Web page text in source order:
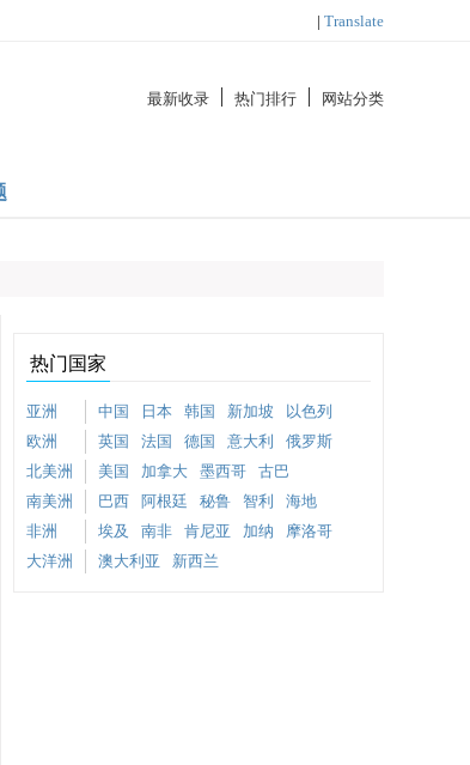
| Translate
最新收录 热门排行 网站分类
热门国家
亚洲 中国 日本 韩国 新加坡
以色列
欧洲
英国 法国 德国 意大利
俄罗斯
北美洲
美国 加拿大 墨西哥
古巴
南美洲
巴西 阿根廷 秘鲁 智利
海地
非洲
埃及 南非 肯尼亚 加纳
摩洛哥
大洋洲
澳大利亚 新西兰